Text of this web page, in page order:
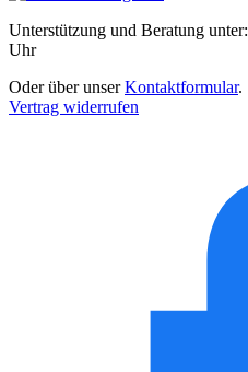
Unterstützung und Beratung unter:
Uhr
Oder über unserKontaktformular.
Vertrag widerrufen